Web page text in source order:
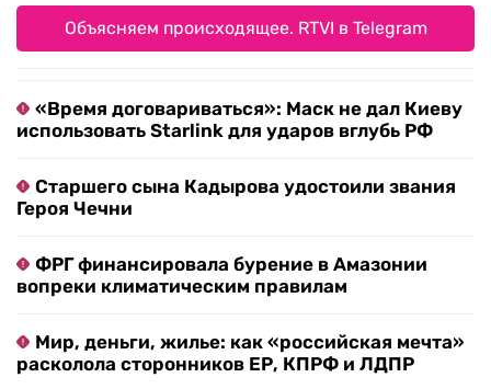
Объясняем происходящее. RTVI в Telegram
«Время договариваться»: Маск не дал Киеву
использовать Starlink для ударов вглубь РФ
Старшего сына Кадырова удостоили звания
Героя Чечни
ФРГ финансировала бурение в Амазонии
вопреки климатическим правилам
Мир, деньги, жилье: как «российская мечта»
расколола сторонников ЕР, КПРФ и ЛДПР